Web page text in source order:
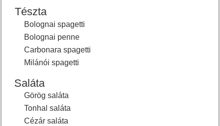
Tészta
Bolognai spagetti
Bolognai penne
Carbonara spagetti
Milánói spagetti
Saláta
Görög saláta
Tonhal saláta
Cézár saláta